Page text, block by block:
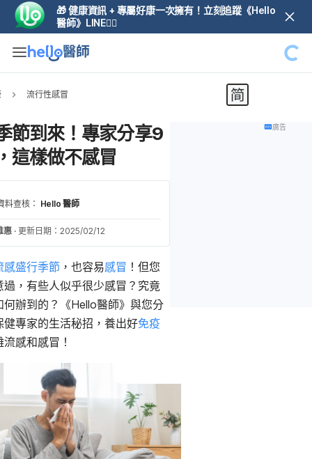
🎁 健康資訊 + 專屬好康一次擁有！立刻追蹤《Hello
醫師》LINE👆🏼
流行性感冒
節到來！專家分享9
這樣做不感冒
料查核： Hello 醫師
惠 · 更新日期：2025/02/12
感盛行季節，也容易感冒 ！但您
過，有些人似乎很少感冒？究竟
何辦到的？《Hello醫師》與您分
健專家的生活秘招，養出好免疫
感和感冒！
廣告